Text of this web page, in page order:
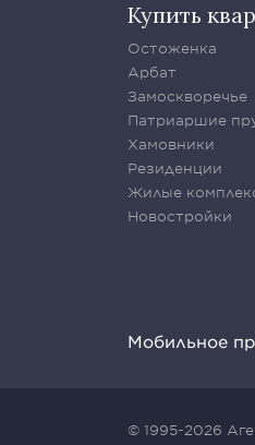
Купить
Остоженка
Арбат
Замоскворечье
Патриаршие
Хамовники
Резиденции
Жилые
Новостройки
Мобильное
© 1995-2026